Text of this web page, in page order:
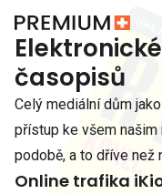
časopisů
Celý mediální dům
přístup ke všem
podobě, a to dříve než
Online trafika